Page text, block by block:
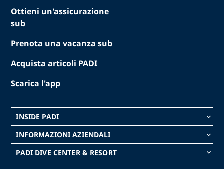
Ottieni un'assicurazione
sub
Prenota una vacanza sub
Acquista articoli PADI
Scarica l'app
INSIDE PADI keyboard_arrow_down
INFORMAZIONI AZIENDALI keyboard_arrow_down
PADI DIVE CENTER & RESORT keyboard_arrow_down